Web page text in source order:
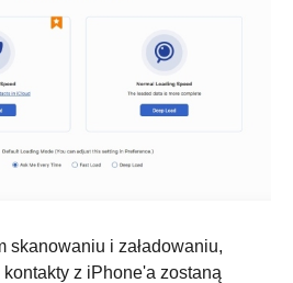
skanowaniu i załadowaniu,
z iPhone'a zostaną